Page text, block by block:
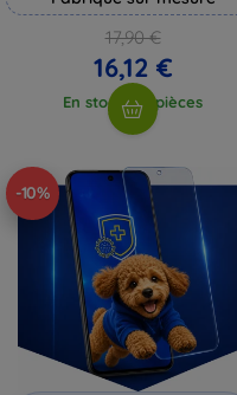
17,90 €
16,12 €
En stock > 5 pièces
-10%